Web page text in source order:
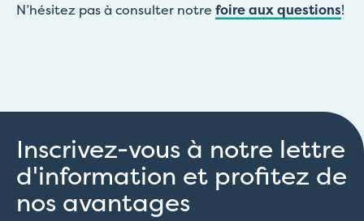
N’hésitez pas à consulter notre foire aux questions!
Inscrivez-vous à notre lettre
d'information et profitez de
nos avantages